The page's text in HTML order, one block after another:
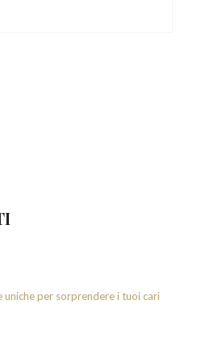
uniche per sorprendere i tuoi cari